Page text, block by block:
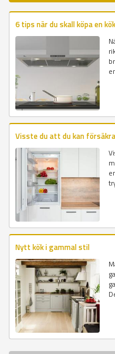
6 tips när du skall köpa en
Visste du att du kan
Nytt kök i gammal stil